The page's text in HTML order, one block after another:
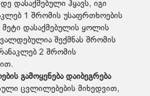
დასაქმებული ჰყავს, იგი
1 შრომის უსაფრთხოების
დასაქმებულის ყოლის
შექმნას შრომის
2 შრომის
გამოყენება დაიბეგრება
ცვლილებების მიხედვით,